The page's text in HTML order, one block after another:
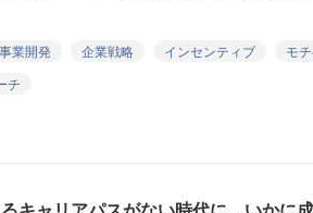
事業開発 企業戦略 インセンティブ
モ
チ